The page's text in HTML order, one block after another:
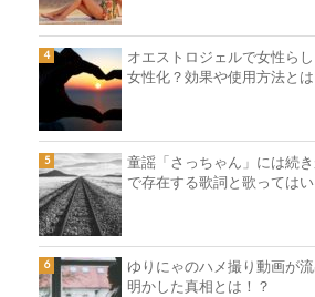
オエストロジェルで女性ら
女性化？効果や使用方法とは
童謡「さっちゃん」には続
で存在する歌詞と歌っては
ゆりにゃのハメ撮り動画が
明かした真相とは！？